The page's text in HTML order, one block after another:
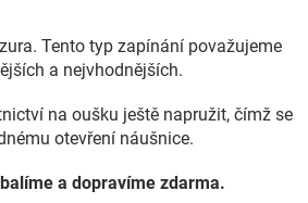
Tento typ zapínání považujeme
a nejvhodnějších.
na oušku ještě napružit, čímž se
otevření náušnice.
a dopravíme zdarma.